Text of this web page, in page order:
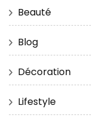
Beauté
Blog
Décoration
Lifestyle